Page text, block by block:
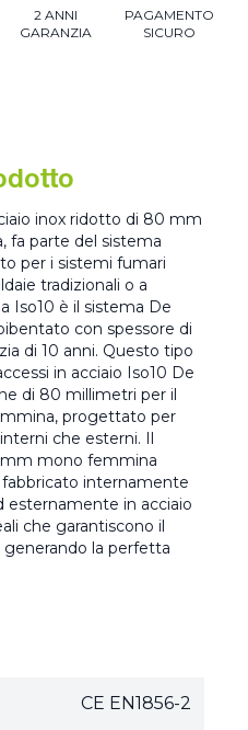
2 ANNI
GARANZIA
PAGAMENTO
SICURO
inox ridotto di 80 mm
fa parte del sistema
per i sistemi fumari
tradizionali o a
Iso10 è il sistema De
con spessore di
di 10 anni. Questo tipo
in acciaio Iso10 De
di 80 millimetri per il
progettato per
che esterni. Il
mono femmina
fabbricato internamente
esternamente in acciaio
che garantiscono il
la perfetta
CE EN1856-2